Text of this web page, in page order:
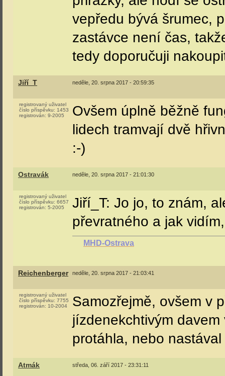
vepředu bývá šrumec,
zastávce není čas,
tedy doporučuji
Jiří_T neděle, 20. srpna 2017 - 20:59:35
registrovaný uživatel
číslo příspěvku: 1453
registrován: 9-2005
Ovšem úplně běžně
lidech tramvají dvě
:-)
Ostravák neděle, 20. srpna 2017 - 21:01:30
registrovaný uživatel
číslo příspěvku: 6657
registrován: 5-2005
Jiří_T: Jo jo, to znám,
převratného a jak
MHD-Ostrava
Reichenberger neděle, 20. srpna 2017 - 21:03:41
registrovaný uživatel
číslo příspěvku: 7755
registrován: 10-2004
Samozřejmě, ovšem v
jízdenekchtivým
protáhla, nebo
Atmák středa, 06. září 2017 - 23:31:11